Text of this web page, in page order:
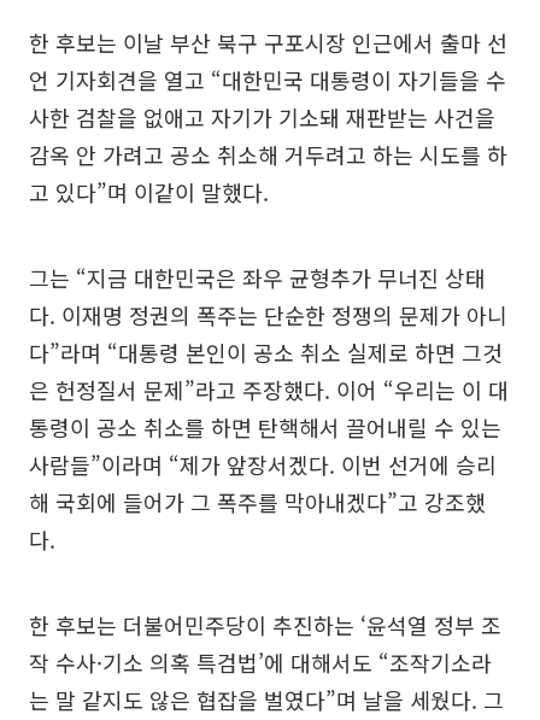
한 후보는 이날 부산 북구 구포시장 인근에서 출마 선
언 기자회견을 열고 “대한민국 대통령이 자기들을 수
사한 검찰을 없애고 자기가 기소돼 재판받는 사건을
감옥 안 가려고 공소 취소해 거두려고 하는 시도를 하
고 있다”며 이같이 말했다.
그는 “지금 대한민국은 좌우 균형추가 무너진 상태
다. 이재명 정권의 폭주는 단순한 정쟁의 문제가 아니
다”라며 “대통령 본인이 공소 취소 실제로 하면 그것
은 헌정질서 문제”라고 주장했다. 이어 “우리는 이 대
통령이 공소 취소를 하면 탄핵해서 끌어내릴 수 있는
사람들”이라며 “제가 앞장서겠다. 이번 선거에 승리
해 국회에 들어가 그 폭주를 막아내겠다”고 강조했
다.
한 후보는 더불어민주당이 추진하는 ‘윤석열 정부 조
작 수사·기소 의혹 특검법’에 대해서도 “조작기소라
는 말 같지도 않은 협잡을 벌였다”며 날을 세웠다. 그